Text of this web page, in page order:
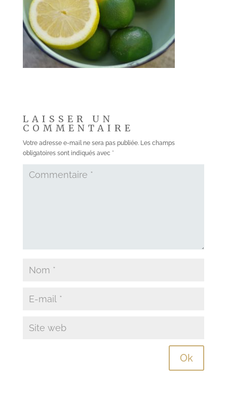
LAISSER UN
COMMENTAIRE
Votre adresse e-mail ne sera pas publiée. Les champs
obligatoires sont indiqués avec *